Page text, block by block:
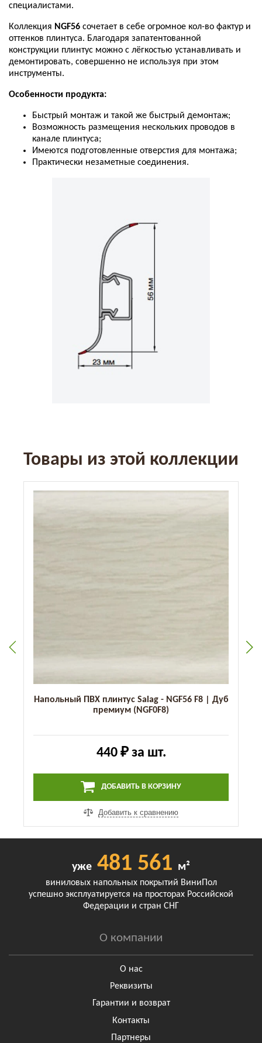
специалистами.
Коллекция NGF56 сочетает в себе огромное кол-во фактур и
оттенков плинтуса. Благодаря запатентованной
конструкции плинтус можно с лёгкостью устанавливать и
демонтировать, совершенно не используя при этом
инструменты.
Особенности продукта:
Быстрый монтаж и такой же быстрый демонтаж;
Возможность размещения нескольких проводов в
канале плинтуса;
Имеются подготовленные отверстия для монтажа;
Практически незаметные соединения.
Товары из этой коллекции
Напольный ПВХ плинтус Salag - NGF56 F8 | Дуб
премиум (NGF0F8)
440 ₽за шт.
ДОБАВИТЬ В КОРЗИНУ
Добавить к сравнению
уже 481 561 м²
виниловых напольных покрытий ВиниПол
успешно эксплуатируется на просторах Российской
Федерации и стран СНГ
О компании
О нас
Реквизиты
Гарантии и возврат
Контакты
Партнеры